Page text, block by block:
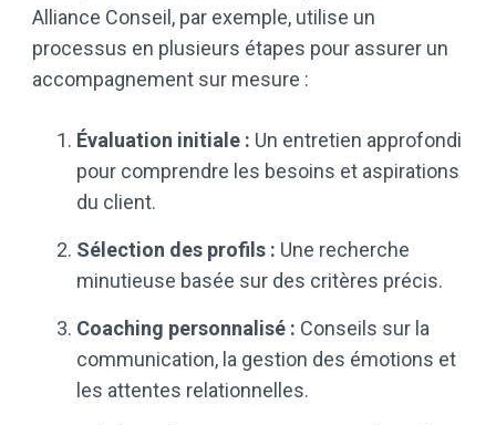
Alliance Conseil, par exemple, utilise un
processus en plusieurs étapes pour assurer un
accompagnement sur mesure :
Évaluation initiale : Un entretien approfondi
pour comprendre les besoins et aspirations
du client.
Sélection des profils : Une recherche
minutieuse basée sur des critères précis.
Coaching personnalisé : Conseils sur la
communication, la gestion des émotions et
les attentes relationnelles.